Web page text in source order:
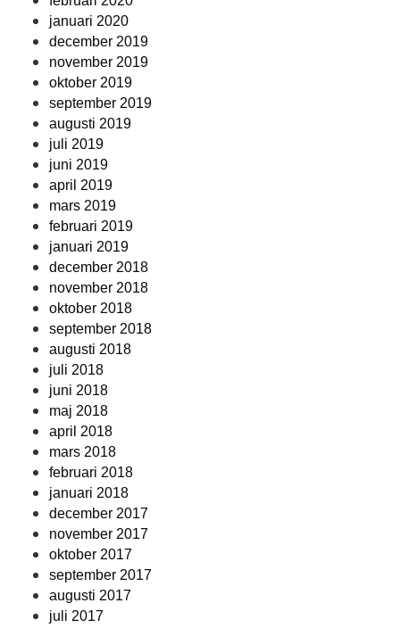
januari 2020
december 2019
november 2019
oktober 2019
september 2019
augusti 2019
juli 2019
juni 2019
april 2019
mars 2019
februari 2019
januari 2019
december 2018
november 2018
oktober 2018
september 2018
augusti 2018
juli 2018
juni 2018
maj 2018
april 2018
mars 2018
februari 2018
januari 2018
december 2017
november 2017
oktober 2017
september 2017
augusti 2017
juli 2017